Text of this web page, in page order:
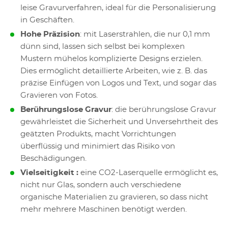
leise Gravurverfahren, ideal für die Personalisierung
in Geschäften.
Hohe Präzision: mit Laserstrahlen, die nur 0,1 mm
dünn sind, lassen sich selbst bei komplexen
Mustern mühelos komplizierte Designs erzielen.
Dies ermöglicht detaillierte Arbeiten, wie z. B. das
präzise Einfügen von Logos und Text, und sogar das
Gravieren von Fotos.
Berührungslose Gravur: die berührungslose Gravur
gewährleistet die Sicherheit und Unversehrtheit des
geätzten Produkts, macht Vorrichtungen
überflüssig und minimiert das Risiko von
Beschädigungen.
Vielseitigkeit : eine CO2-Laserquelle ermöglicht es,
nicht nur Glas, sondern auch verschiedene
organische Materialien zu gravieren, so dass nicht
mehr mehrere Maschinen benötigt werden.